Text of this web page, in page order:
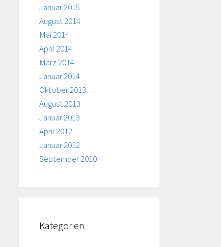
Januar 2015
August 2014
Mai 2014
April 2014
März 2014
Januar 2014
Oktober 2013
August 2013
Januar 2013
April 2012
Januar 2012
September 2010
Kategorien